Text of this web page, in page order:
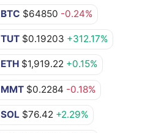
BTC $64850 -0.24%
TUT $0.19203 +312.17%
ETH $1,919.22 +0.15%
MMT $0.2284 -0.18%
SOL $76.42 +2.29%